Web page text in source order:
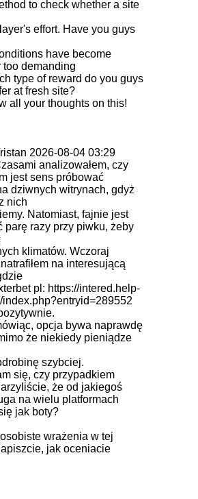
to check whether a site
effort. Have you guys
have become
too demanding
type of reward do you guys
at fresh site?
all your thoughts on this!
2026-08-04 03:29
analizowałem, czy
jest sens próbować
dziwnych witrynach, gdyż
nich
Natomiast, fajnie jest
parę razy przy piwku, żeby
klimatów. Wczoraj
na interesującą
pl: https://intered.help-
opcja bywa naprawdę
że niekiedy pieniądze
szybciej.
się, czy przypadkiem
że od jakiegoś
na wielu platformach
jak boty?
wrażenia w tej
jak oceniacie